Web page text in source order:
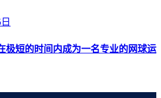
极短的时间内成为一名专业的网球运